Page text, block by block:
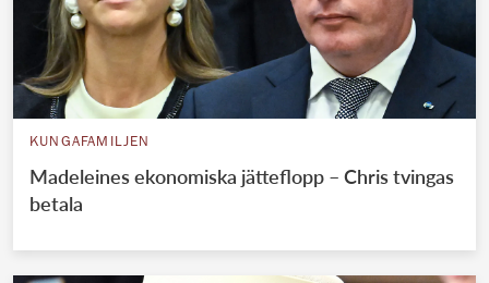
KUNGAFAMILJEN
Madeleines ekonomiska jätteflopp – Chris tvingas
betala